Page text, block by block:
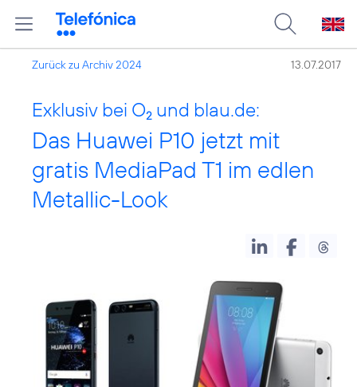
Zurück zu Archiv 2024 13.07.2017
Exklusiv bei O2 und blau.de:
Das Huawei P10 jetzt mit
gratis MediaPad T1 im edlen
Metallic-Look